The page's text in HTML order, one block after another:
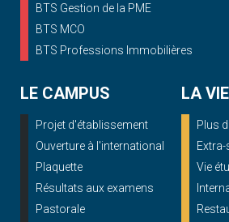
BTS Gestion de la PME
BTS MCO
BTS Professions Immobilières
LE CAMPUS
Projet d'établissement
Ouverture à l'international
Plaquette
Résultats aux examens
Pastorale
LA
Plus
Vie